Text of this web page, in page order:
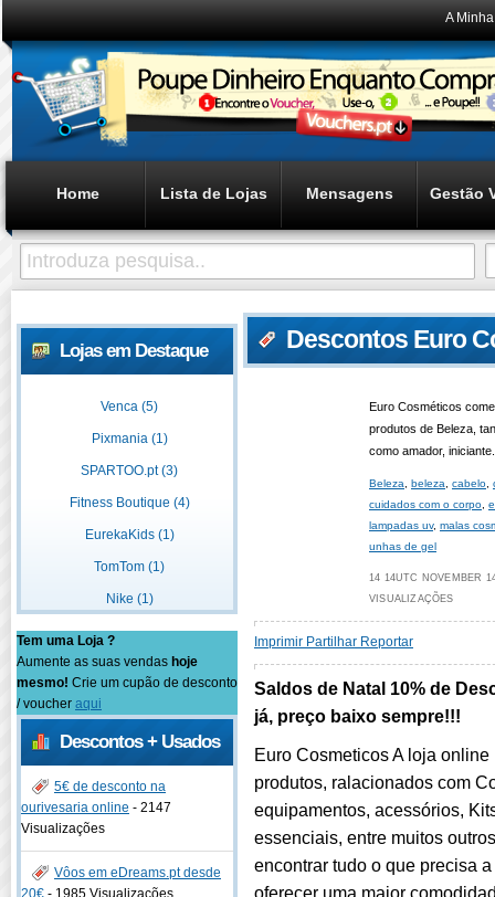
A
Home Lista de Lojas Mensagens Gestão
Lojas em Destaque
Venca (5)
Pixmania (1)
SPARTOO.pt (3)
Fitness Boutique (4)
EurekaKids (1)
TomTom (1)
Nike (1)
Tem uma Loja ?
Aumente as suas vendas hoje
mesmo! Crie um cupão de desconto
/ voucher aqui
Descontos + Usados
5€ de desconto na
ourivesaria online - 2147
Visualizações
Vôos em eDreams.pt desde
20€ - 1985 Visualizações
Descontos Euro
Euro Cosméticos
produtos de Beleza,
como amador,
Beleza beleza cabelo
cuidados com o corpo
lampadas uv, malas
unhas de gel
14 14UTC NOVEMBER
VISUALIZAÇÕES
Imprimir Partilhar Reportar
Saldos de Natal 10% de
já, preço baixo sempre!!!
Euro Cosmeticos A loja
produtos, ralacionados com
equipamentos, acessórios,
essenciais, entre muitos
encontrar tudo o que precisa
oferecer uma maior